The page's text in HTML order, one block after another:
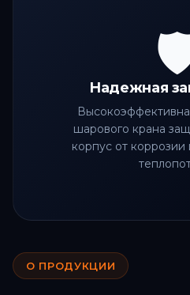
Надежная
шарового крана
корпус от
О ПРОДУКЦИИ